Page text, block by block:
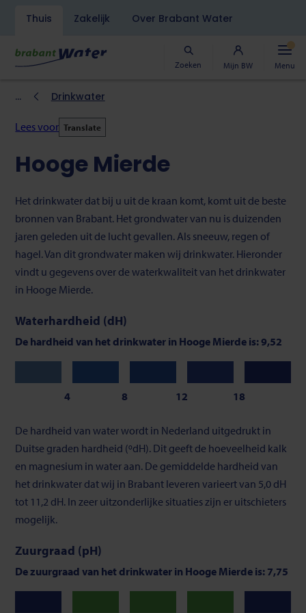
Overslaan
naar
de
gaan
Thuis Zakelijk Over Brabant Water
Zoeken Mijn BW Menu
Kruimelpad
Drinkwater
Lees voor Translate
Hooge Mierde
Het drinkwater dat bij u uit de kraan komt, komt uit de beste
bronnen van Brabant. Het grondwater van nu is duizenden
jaren geleden uit de lucht gevallen. Als sneeuw, regen of
hagel. Van dit grondwater maken wij drinkwater. Hieronder
vindt u gegevens over de waterkwaliteit van het drinkwater
in Hooge Mierde.
Waterhardheid (dH)
De hardheid van het drinkwater in Hooge Mierde is: 9,52
zacht
4 8 12
hard
18
Schaalverdeling
van
waterhardheid
De hardheid van water wordt in Nederland uitgedrukt in
Duitse graden hardheid (ºdH). Dit geeft de hoeveelheid kalk
en magnesium in water aan. De gemiddelde hardheid van
het drinkwater dat wij in Brabant leveren varieert van 5,0 dH
tot 11,2 dH. In zeer uitzonderlijke situaties zijn er uitschieters
mogelijk.
Zuurgraad (pH)
De zuurgraad van het drinkwater in Hooge Mierde is: 7,75
NeutraalNeutraalNeutraal